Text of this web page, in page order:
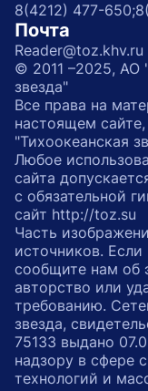
8(4212) 477-650;
Почта
Reader@toz.khv.ru
© 2011 –2025, АО
звезда"
Все права на
настоящем
"Тихоокеанская
Любое
сайта
с обязательной
сайт http://toz.su
Часть
источников.
сообщите нам об
авторство или
требованию.
звезда,
75133 выдано
надзору в сфере
технологий и